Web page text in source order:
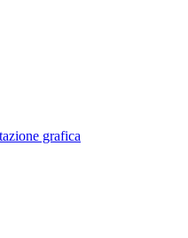
grafica